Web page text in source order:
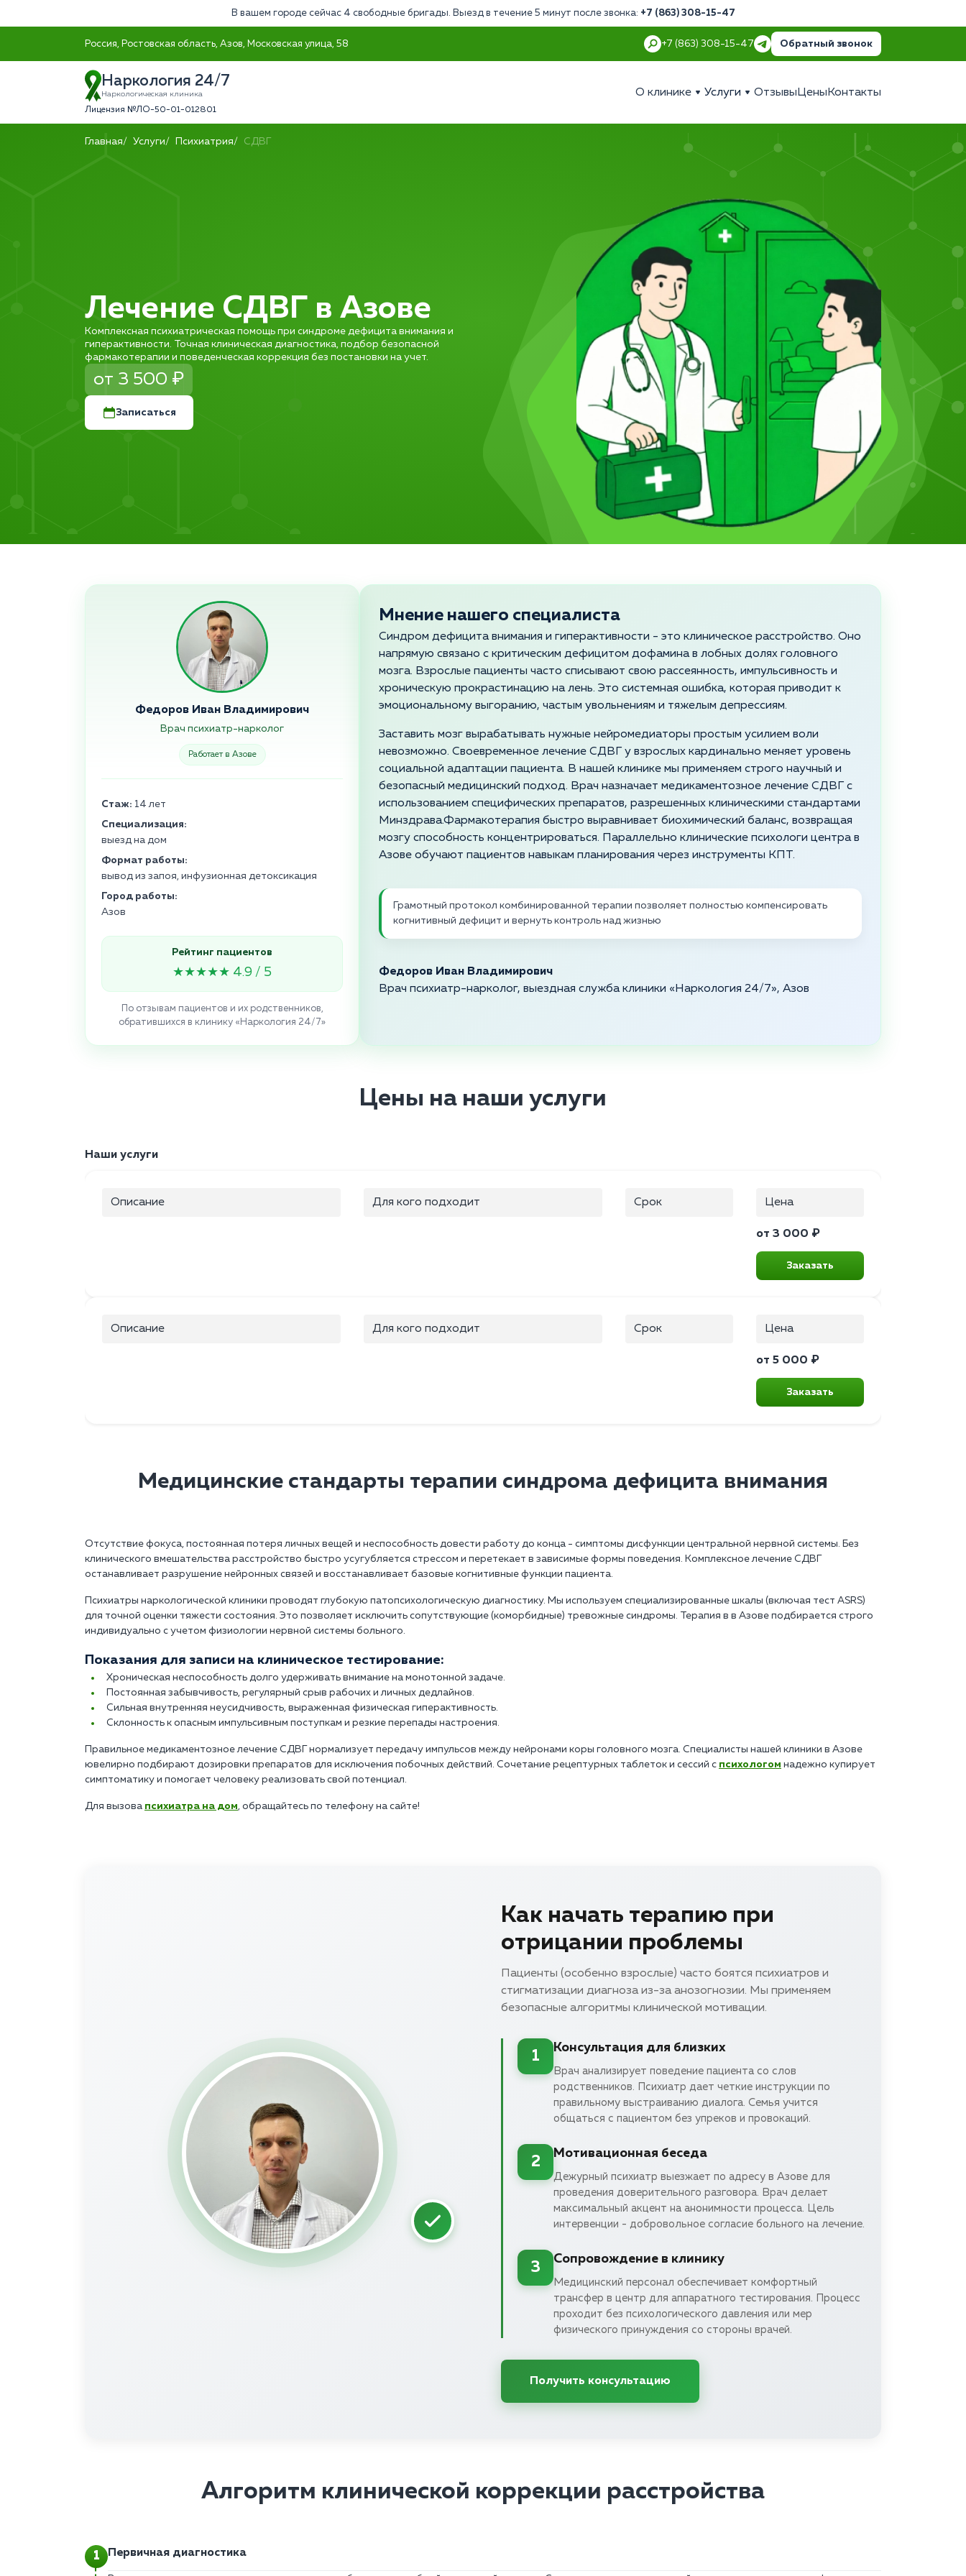
В вашем городе сейчас 4 свободные бригады. Выезд в течение 5 минут после звонка: +7 (863) 308-15-47
Россия, Ростовская область, Азов, Московская улица, 58 +7 (863) 308-15-47 Обратный звонок
Наркология 24/7
Наркологическая клиника
Лицензия №ЛО-50-01-012801
О клинике Услуги Отзывы Цены Контакты
Главная Услуги Психиатрия СДВГ
Лечение СДВГ в Азове
Комплексная психиатрическая помощь при синдроме дефицита внимания и
гиперактивности. Точная клиническая диагностика, подбор безопасной
фармакотерапии и поведенческая коррекция без постановки на учет.
от 3 500 ₽
Записаться
Федоров Иван Владимирович
Врач психиатр-нарколог
Работает в Азове
Стаж: 14 лет
Специализация:
выезд на дом
Формат работы:
вывод из запоя, инфузионная детоксикация
Город работы:
Азов
Рейтинг пациентов
★★★★★ 4.9 / 5
По отзывам пациентов и их родственников,
обратившихся в клинику «Наркология 24/7»
Мнение нашего специалиста
Синдром дефицита внимания и гиперактивности - это клиническое расстройство. Оно
напрямую связано с критическим дефицитом дофамина в лобных долях головного
мозга. Взрослые пациенты часто списывают свою рассеянность, импульсивность и
хроническую прокрастинацию на лень. Это системная ошибка, которая приводит к
эмоциональному выгоранию, частым увольнениям и тяжелым депрессиям.
Заставить мозг вырабатывать нужные нейромедиаторы простым усилием воли
невозможно. Своевременное лечение СДВГ у взрослых кардинально меняет уровень
социальной адаптации пациента. В нашей клинике мы применяем строго научный и
безопасный медицинский подход. Врач назначает медикаментозное лечение СДВГ с
использованием специфических препаратов, разрешенных клиническими стандартами
Минздрава.Фармакотерапия быстро выравнивает биохимический баланс, возвращая
мозгу способность концентрироваться. Параллельно клинические психологи центра в
Азове обучают пациентов навыкам планирования через инструменты КПТ.
Грамотный протокол комбинированной терапии позволяет полностью компенсировать
когнитивный дефицит и вернуть контроль над жизнью
Федоров Иван Владимирович
Врач психиатр-нарколог, выездная служба клиники «Наркология 24/7», Азов
Цены на наши услуги
Наши услуги
Описание Для кого подходит Срок Цена
от 3 000 ₽
Заказать
Описание Для кого подходит Срок Цена
от 5 000 ₽
Заказать
Медицинские стандарты терапии синдрома дефицита внимания
Отсутствие фокуса, постоянная потеря личных вещей и неспособность довести работу до конца - симптомы дисфункции центральной нервной системы. Без
клинического вмешательства расстройство быстро усугубляется стрессом и перетекает в зависимые формы поведения. Комплексное лечение СДВГ
останавливает разрушение нейронных связей и восстанавливает базовые когнитивные функции пациента.
Психиатры наркологической клиники проводят глубокую патопсихологическую диагностику. Мы используем специализированные шкалы (включая тест ASRS)
для точной оценки тяжести состояния. Это позволяет исключить сопутствующие (коморбидные) тревожные синдромы. Терапия в в Азове подбирается строго
индивидуально с учетом физиологии нервной системы больного.
Показания для записи на клиническое тестирование:
Хроническая неспособность долго удерживать внимание на монотонной задаче.
Постоянная забывчивость, регулярный срыв рабочих и личных дедлайнов.
Сильная внутренняя неусидчивость, выраженная физическая гиперактивность.
Склонность к опасным импульсивным поступкам и резкие перепады настроения.
Правильное медикаментозное лечение СДВГ нормализует передачу импульсов между нейронами коры головного мозга. Специалисты нашей клиники в Азове
ювелирно подбирают дозировки препаратов для исключения побочных действий. Сочетание рецептурных таблеток и сессий с психологом надежно купирует
симптоматику и помогает человеку реализовать свой потенциал.
Для вызова психиатра на дом, обращайтесь по телефону на сайте!
Как начать терапию при
отрицании проблемы
Пациенты (особенно взрослые) часто боятся психиатров и
стигматизации диагноза из-за анозогнозии. Мы применяем
безопасные алгоритмы клинической мотивации.
1
Консультация для близких
Врач анализирует поведение пациента со слов
родственников. Психиатр дает четкие инструкции по
правильному выстраиванию диалога. Семья учится
общаться с пациентом без упреков и провокаций.
2
Мотивационная беседа
Дежурный психиатр выезжает по адресу в Азове для
проведения доверительного разговора. Врач делает
максимальный акцент на анонимности процесса. Цель
интервенции - добровольное согласие больного на лечение.
3
Сопровождение в клинику
Медицинский персонал обеспечивает комфортный
трансфер в центр для аппаратного тестирования. Процесс
проходит без психологического давления или мер
физического принуждения со стороны врачей.
Получить консультацию
Алгоритм клинической коррекции расстройства
Первичная диагностика